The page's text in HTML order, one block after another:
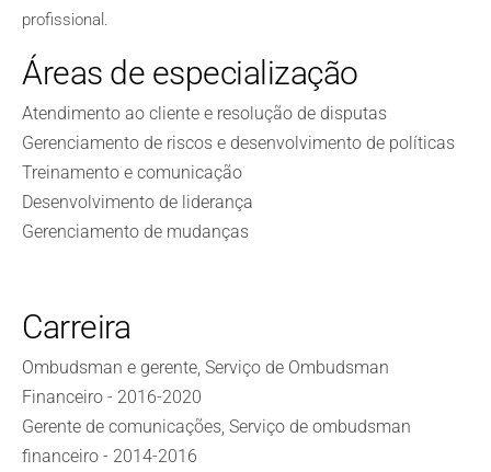
profissional.
Áreas de especialização
Atendimento ao cliente e resolução de disputas
Gerenciamento de riscos e desenvolvimento de políticas
Treinamento e comunicação
Desenvolvimento de liderança
Gerenciamento de mudanças
Carreira
Ombudsman e gerente, Serviço de Ombudsman
Financeiro - 2016-2020
Gerente de comunicações, Serviço de ombudsman
financeiro - 2014-2016